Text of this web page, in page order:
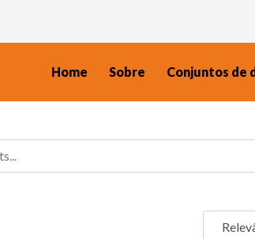
Home Sobre Conjuntos de